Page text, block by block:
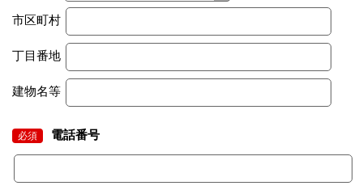
市区町村
丁目番地
建物名等
必須 電話番号